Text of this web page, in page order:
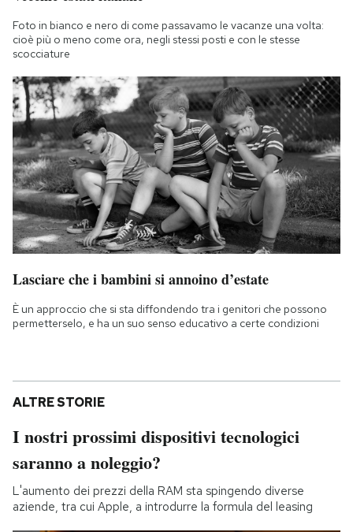
Foto in bianco e nero di come passavamo le vacanze una volta:
cioè più o meno come ora, negli stessi posti e con le stesse
scocciature
Lasciare che i bambini si annoino d’estate
È un approccio che si sta diffondendo tra i genitori che possono
permetterselo, e ha un suo senso educativo a certe condizioni
ALTRE STORIE
I nostri prossimi dispositivi tecnologici
saranno a noleggio?
L'aumento dei prezzi della RAM sta spingendo diverse
aziende, tra cui Apple, a introdurre la formula del leasing